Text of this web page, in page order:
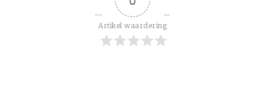
Artikel waardering